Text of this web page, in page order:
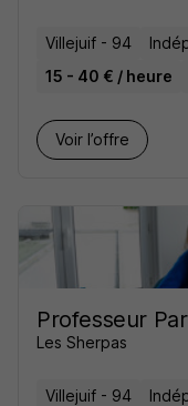
Villejuif - 94
15 - 40 € / heure
Voir l’offre
Professeur
Les Sherpas
Villejuif - 94